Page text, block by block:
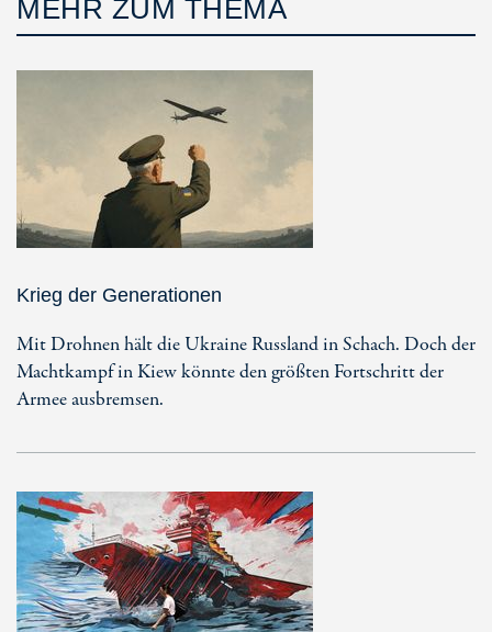
MEHR ZUM THEMA
Krieg der Generationen
Mit Drohnen hält die Ukraine Russland in Schach. Doch der
Machtkampf in Kiew könnte den größten Fortschritt der
Armee ausbremsen.